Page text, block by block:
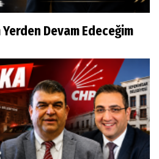
Yerden Devam Edeceğim